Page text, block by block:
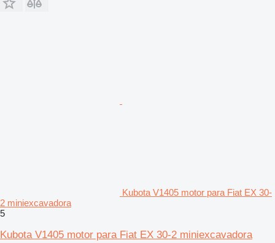
Kubota V1405 motor para Fiat EX 30-
2 miniexcavadora
5
Kubota V1405 motor para Fiat EX 30-2 miniexcavadora